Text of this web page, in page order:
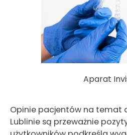
Aparat
Opinie pacjentów na temat
Lublinie są przeważnie